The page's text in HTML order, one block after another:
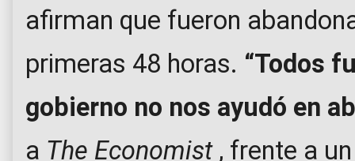
afirman que fueron
primeras 48 horas. “Todos
gobierno no nos ayudó en
a The Economist, frente a